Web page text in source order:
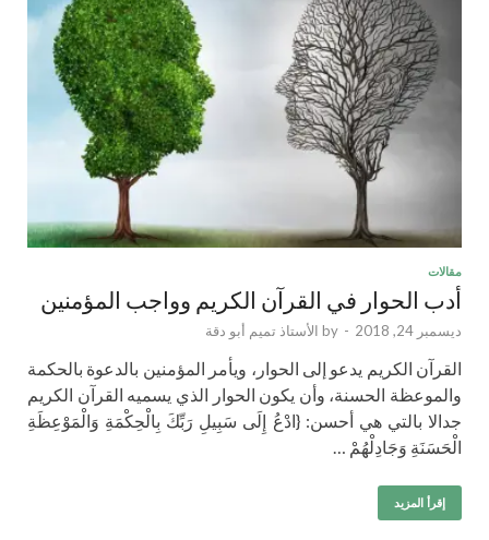
مقالات
أدب الحوار في القرآن الكريم وواجب المؤمنين
ديسمبر 24, 2018 -
by الأستاذ تميم أبو دقة
القرآن الكريم يدعو إلى الحوار، ويأمر المؤمنين بالدعوة بالحكمة
والموعظة الحسنة، وأن يكون الحوار الذي يسميه القرآن الكريم
جدالا بالتي هي أحسن: {ادْعُ إِلَى سَبِيلِ رَبِّكَ بِالْحِكْمَةِ وَالْمَوْعِظَةِ
الْحَسَنَةِ وَجَادِلْهُمْ …
إقرأ المزيد